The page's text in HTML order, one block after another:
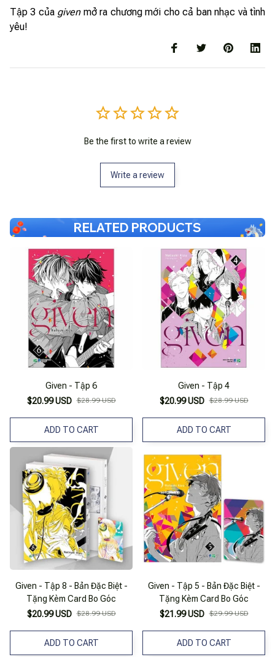
Tập 3 của givenmở ra chương mới cho cả ban nhạc và tình
yêu!
Be the first to write a review
Write a review
RELATED PRODUCTS
Given - Tập 6
$20.99 USD $28.99 USD
ADD TO CART
Given - Tập 4
$20.99 USD $28.99 USD
ADD TO CART
Given - Tập 8 - Bản Đặc Biệt -
Tặng Kèm Card Bo Góc
$20.99 USD $28.99 USD
ADD TO CART
Given - Tập 5 - Bản Đặc Biệt -
Tặng Kèm Card Bo Góc
$21.99 USD $29.99 USD
ADD TO CART